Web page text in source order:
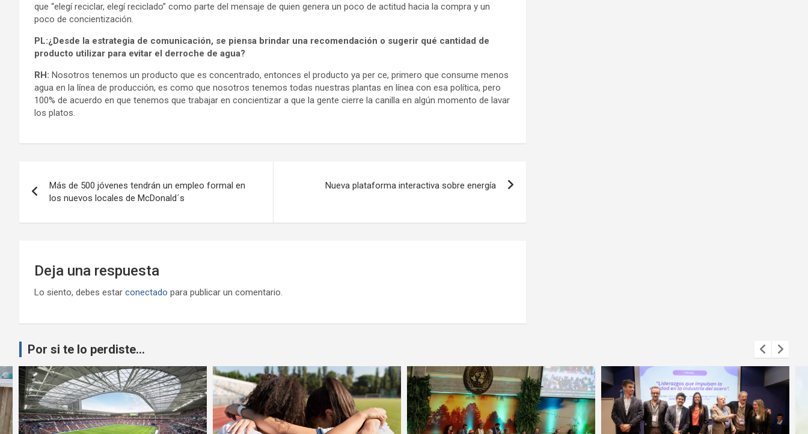
que “elegí reciclar, elegí reciclado” como parte del mensaje de quien genera un poco de actitud hacia la compra y un
poco de concientización.
PL:¿Desde la estrategia de comunicación, se piensa brindar una recomendación o sugerir qué cantidad de
producto utilizar para evitar el derroche de agua?
RH: Nosotros tenemos un producto que es concentrado, entonces el producto ya per ce, primero que consume menos
agua en la línea de producción, es como que nosotros tenemos todas nuestras plantas en línea con esa política, pero
100% de acuerdo en que tenemos que trabajar en concientizar a que la gente cierre la canilla en algún momento de lavar
los platos.
de
entradas
Más de 500 jóvenes tendrán un empleo formal en
los nuevos locales de McDonald´s
Nueva plataforma interactiva sobre energía
Deja una respuesta
Lo siento, debes estar conectado para publicar un comentario.
Por si te lo perdiste...